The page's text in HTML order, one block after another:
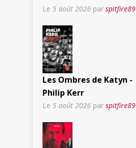
Le 5 août 2026 par spitfire89
Les Ombres de Katyn -
Philip Kerr
Le 5 août 2026 par spitfire89